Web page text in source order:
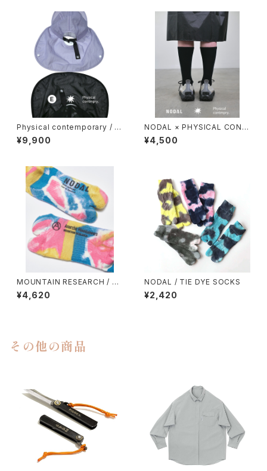
Physical contemporary / Q
uiet smr cap
¥9,900
NODAL × PHYSICAL CONT
MPRY.
¥4,500
MOUNTAIN RESEARCH / TI
E DYE TABI
¥4,620
NODAL / TIE DYE SOCKS
¥2,420
その他の商品